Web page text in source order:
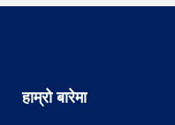
हाम्रो बारेमा